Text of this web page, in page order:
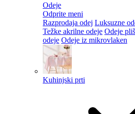
Odeje
Odprite meni
Razprodaja odej Luksuzne
Težke akrilne odeje Odeje pliš
odeje Odeje iz mikrovlaken
Kuhinjski prti